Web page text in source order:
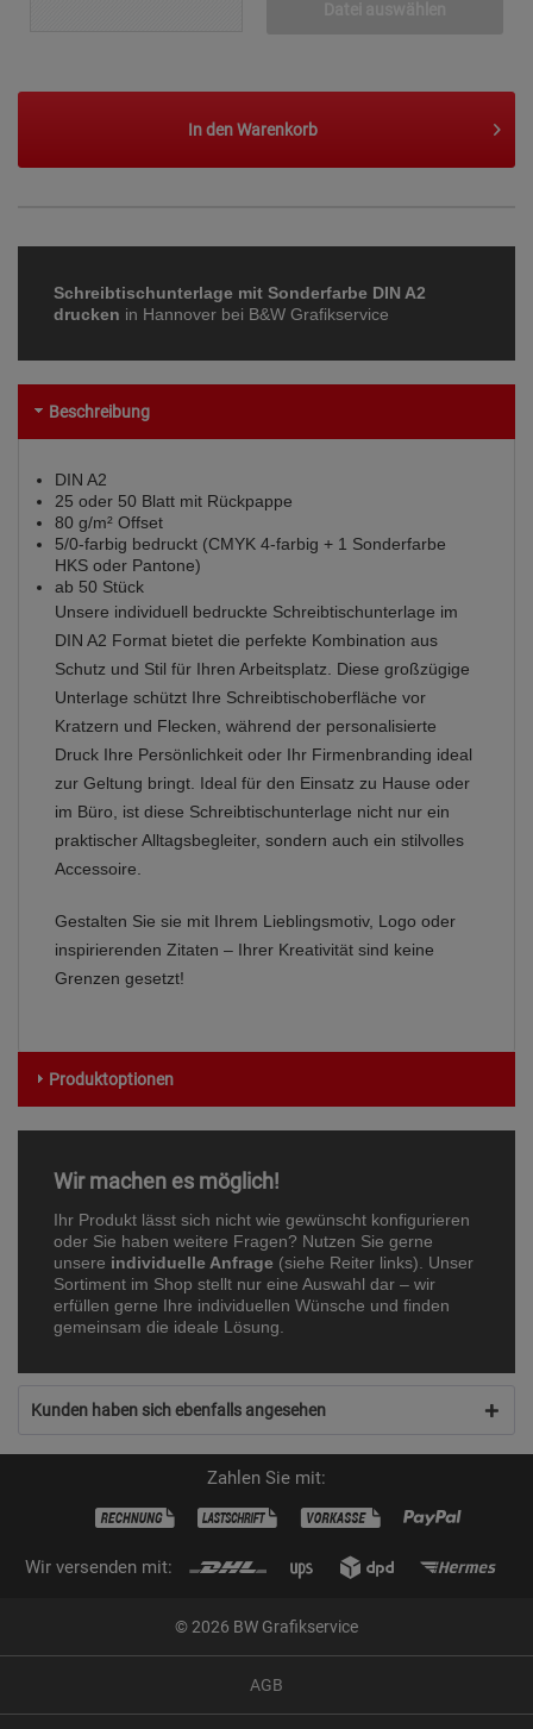
In den Warenkorb
Schreibtischunterlage mit Sonderfarbe DIN A2
drucken in Hannover bei B&W Grafikservice
Beschreibung
DIN A2
25 oder 50 Blatt mit Rückpappe
80 g/m² Offset
5/0-farbig bedruckt (CMYK 4-farbig + 1 Sonderfarbe
HKS oder Pantone)
ab 50 Stück
Unsere individuell bedruckte Schreibtischunterlage im
DIN A2 Format bietet die perfekte Kombination aus
Schutz und Stil für Ihren Arbeitsplatz. Diese großzügige
Unterlage schützt Ihre Schreibtischoberfläche vor
Kratzern und Flecken, während der personalisierte
Druck Ihre Persönlichkeit oder Ihr Firmenbranding ideal
zur Geltung bringt. Ideal für den Einsatz zu Hause oder
im Büro, ist diese Schreibtischunterlage nicht nur ein
praktischer Alltagsbegleiter, sondern auch ein stilvolles
Accessoire.
Gestalten Sie sie mit Ihrem Lieblingsmotiv, Logo oder
inspirierenden Zitaten – Ihrer Kreativität sind keine
Grenzen gesetzt!
Produktoptionen
Wir machen es möglich!
Ihr Produkt lässt sich nicht wie gewünscht konfigurieren
oder Sie haben weitere Fragen? Nutzen Sie gerne
unsere individuelle Anfrage (siehe Reiter links). Unser
Sortiment im Shop stellt nur eine Auswahl dar – wir
erfüllen gerne Ihre individuellen Wünsche und finden
gemeinsam die ideale Lösung.
Kunden haben sich ebenfalls angesehen
Zahlen Sie mit:
Wir versenden mit:
© 2026 BW Grafikservice
AGB